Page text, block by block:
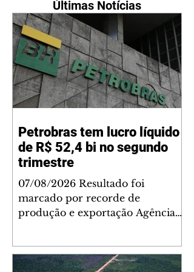
Últimas Notícias
Petrobras tem lucro líquido
de R$ 52,4 bi no segundo
trimestre
07/08/2026 Resultado foi
marcado por recorde de
produção e exportação Agência
10,4 bilhões) no segundo trimestre